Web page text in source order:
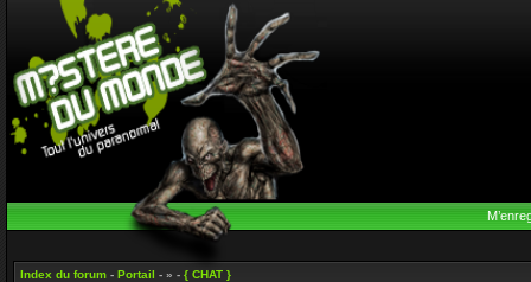
Index du forum - Portail - » - { CHAT }